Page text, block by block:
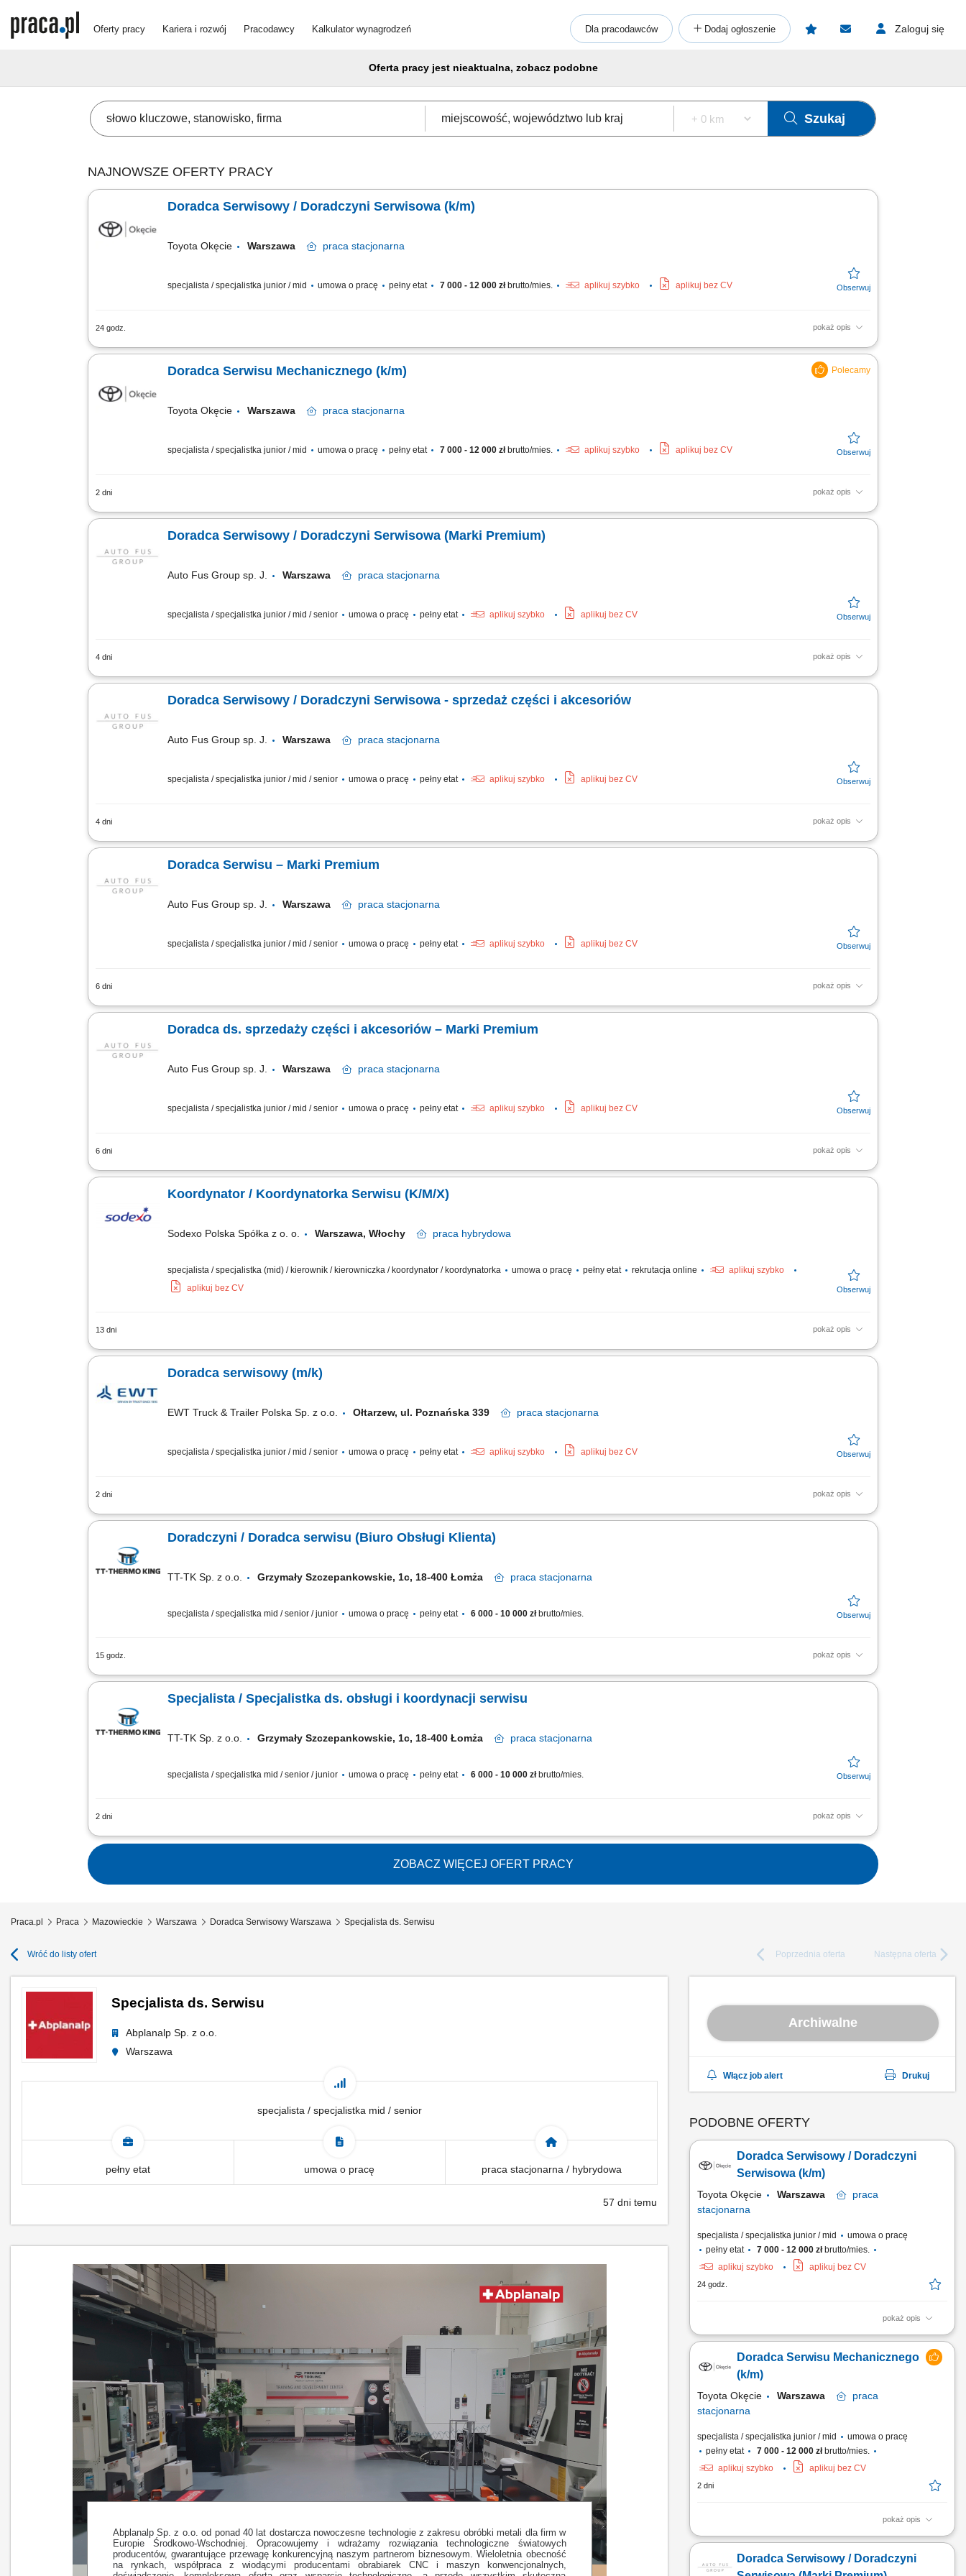
Oferty pracy Kariera i rozwój Pracodawcy Kalkulator wynagrodzeń Dla pracodawców Dodaj ogłoszenie Zaloguj się
Oferta pracy jest nieaktualna, zobacz podobne
Szukaj
NAJNOWSZE OFERTY PRACY
Doradca Serwisowy / Doradczyni Serwisowa (k/m)
Toyota Okęcie Warszawa praca stacjonarna
specjalista / specjalistka junior / mid umowa o pracę pełny etat 7 000 - 12 000 złbrutto/mies. aplikuj szybko aplikuj bez CV
24 godz. pokaż opis
Opis stanowiska Prowadzenie kompleksowej obsługi kierowców zgłaszających pojazdy na przeglądy, diagnostykę i naprawy. Przyjmowanie samochodów do warsztatu,
Doradca Serwisu Mechanicznego (k/m)
Toyota Okęcie Warszawa praca stacjonarna
specjalista / specjalistka junior / mid umowa o pracę pełny etat 7 000 - 12 000 złbrutto/mies. aplikuj szybko aplikuj bez CV
2 dni pokaż opis
Twoje zadania Profesjonalna obsługa klienta, na każdym etapie procesu serwisowego; Budowanie długoterminowych relacji z klientami; Przyjmowanie i
Doradca Serwisowy / Doradczyni Serwisowa (Marki Premium)
Auto Fus Group sp. J. Warszawa praca stacjonarna
specjalista / specjalistka junior / mid / senior umowa o pracę pełny etat aplikuj szybko aplikuj bez CV
4 dni pokaż opis
Zadania Koordynowanie i całościowe zarządzanie procesami napraw i przeglądów zgodnie z rygorystycznymi procedurami wiodących marek motoryzacyjnych.
Doradca Serwisowy / Doradczyni Serwisowa - sprzedaż części i akcesoriów
Auto Fus Group sp. J. Warszawa praca stacjonarna
specjalista / specjalistka junior / mid / senior umowa o pracę pełny etat aplikuj szybko aplikuj bez CV
4 dni pokaż opis
Opis stanowiska Koordynowanie procesów dystrybucji oraz sprzedaży podzespołów i akcesoriów motoryzacyjnych zgodnie z restrykcyjnymi wytycznymi marek
Doradca Serwisu – Marki Premium
Auto Fus Group sp. J. Warszawa praca stacjonarna
specjalista / specjalistka junior / mid / senior umowa o pracę pełny etat aplikuj szybko aplikuj bez CV
6 dni pokaż opis
Zapraszamy do zespołu tworzącego nowoczesny serwis marek premium, gdzie profesjonalizm, dbałość o detale i pasja do motoryzacji wyznaczają standard codziennej
Doradca ds. sprzedaży części i akcesoriów – Marki Premium
Auto Fus Group sp. J. Warszawa praca stacjonarna
specjalista / specjalistka junior / mid / senior umowa o pracę pełny etat aplikuj szybko aplikuj bez CV
6 dni pokaż opis
Jeśli lubisz pracę z Klientem i interesujesz się motoryzacją – zapraszamy do działu części i akcesoriów. Twoje doświadczenie w doborze i sprzedaży części pomoże
Koordynator / Koordynatorka Serwisu (K/M/X)
Sodexo Polska Spółka z o. o. Warszawa, Włochy praca hybrydowa
specjalista / specjalistka (mid) / kierownik / kierowniczka / koordynator / koordynatorka umowa o pracę pełny etat rekrutacja online
aplikuj szybko
aplikuj bez CV
13 dni pokaż opis
Zakres obowiązków: Ewidencjonowanie, aktualizowanie i obsługa zgłoszeń w systemach; Przydzielanie zadań technikom oraz podwykonawcom; Monitorowanie
Doradca serwisowy (m/k)
EWT Truck & Trailer Polska Sp. z o.o. Ołtarzew, ul. Poznańska 339 praca stacjonarna
specjalista / specjalistka junior / mid / senior umowa o pracę pełny etat aplikuj szybko aplikuj bez CV
2 dni pokaż opis
Do głównych obowiązków osoby zatrudnionej na tym stanowisku należy: Obsługa klientów serwisu, sprzedaż usług serwisowych oraz sprzedaż części zamiennych;
Doradczyni / Doradca serwisu (Biuro Obsługi Klienta)
TT-TK Sp. z o.o. Grzymały Szczepankowskie, 1c, 18-400 Łomża praca stacjonarna
specjalista / specjalistka mid / senior / junior umowa o pracę pełny etat 6 000 - 10 000 złbrutto/mies.
15 godz. pokaż opis
Twoje zadania: Obsługa klientów serwisu: osobiście, mailowo, telefonicznie; Koordynacja zleceń serwisowych – od przyjęcia zgłoszenia od klienta, przez przekazanie
Specjalista / Specjalistka ds. obsługi i koordynacji serwisu
TT-TK Sp. z o.o. Grzymały Szczepankowskie, 1c, 18-400 Łomża praca stacjonarna
specjalista / specjalistka mid / senior / junior umowa o pracę pełny etat 6 000 - 10 000 złbrutto/mies.
2 dni pokaż opis
Opis stanowiska: Profesjonalna obsługa klientów serwisowych w różnych kanałach kontaktu. Zarządzanie procesem realizacji zleceń – od przyjęcia zgłoszenia po jego
ZOBACZ WIĘCEJ OFERT PRACY
Praca.pl Praca Mazowieckie Warszawa Doradca Serwisowy Warszawa Specjalista ds. Serwisu
Wróć do listy ofert Poprzednia oferta Następna oferta
Specjalista ds. Serwisu
Abplanalp Sp. z o.o.
Warszawa
specjalista / specjalistka mid / senior
pełny etat umowa o pracę praca stacjonarna / hybrydowa
57 dni temu
Abplanalp Sp. z o.o. od ponad 40 lat dostarcza nowoczesne technologie z zakresu obróbki metali dla firm w
Europie Środkowo-Wschodniej. Opracowujemy i wdrażamy rozwiązania technologiczne światowych
producentów, gwarantujące przewagę konkurencyjną naszym partnerom biznesowym. Wieloletnia obecność
na rynkach, współpraca z wiodącymi producentami obrabiarek CNC i maszyn konwencjonalnych,
Archiwalne
Włącz job alert Drukuj
PODOBNE OFERTY
Doradca Serwisowy / Doradczyni
Serwisowa (k/m)
Toyota Okęcie Warszawa
praca
stacjonarna
specjalista / specjalistka junior / mid
umowa o pracę
pełny etat
7 000 - 12 000 złbrutto/mies.
aplikuj szybko
aplikuj bez CV
24 godz.
pokaż opis
Opis stanowiska Prowadzenie kompleksowej obsługi
kierowców zgłaszających pojazdy na przeglądy, diagnostykę i
naprawy. Przyjmowanie samochodów do warsztatu, ustalanie
zakresu prac oraz sprawny wydanie auta po zrealizowaniu
serwisowej we...
Doradca Serwisu Mechanicznego
(k/m)
Toyota Okęcie Warszawa
praca
stacjonarna
specjalista / specjalistka junior / mid
umowa o pracę
pełny etat
7 000 - 12 000 złbrutto/mies.
aplikuj szybko
aplikuj bez CV
2 dni
pokaż opis
Twoje zadania Profesjonalna obsługa klienta, na każdym
relacji z klientami; Przyjmowanie i wydawanie samochodów na
przegląd i do naprawy; Kompletacja niezbędnej dokumentacji;
Doradca Serwisowy / Doradczyni